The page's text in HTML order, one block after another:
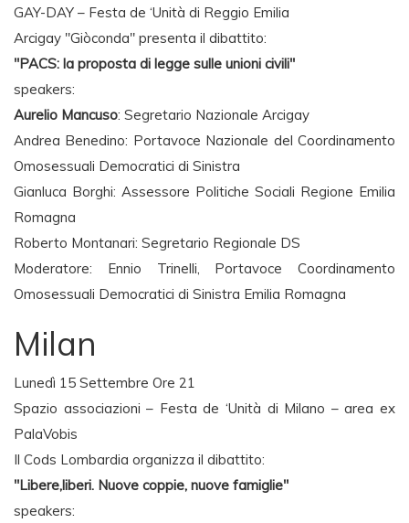
GAY-DAY – Festa de ‘Unità di Reggio Emilia
Arcigay "Giòconda" presenta il dibattito:
"PACS: la proposta di legge sulle unioni civili"
speakers:
Aurelio Mancuso: Segretario Nazionale Arcigay
Andrea Benedino: Portavoce Nazionale del Coordinamento
Omosessuali Democratici di Sinistra
Gianluca Borghi: Assessore Politiche Sociali Regione Emilia
Romagna
Roberto Montanari: Segretario Regionale DS
Moderatore: Ennio Trinelli, Portavoce Coordinamento
Omosessuali Democratici di Sinistra Emilia Romagna
Milan
Lunedì 15 Settembre Ore 21
Spazio associazioni – Festa de ‘Unità di Milano – area ex
PalaVobis
Il Cods Lombardia organizza il dibattito:
"Libere,liberi. Nuove coppie, nuove famiglie"
speakers: